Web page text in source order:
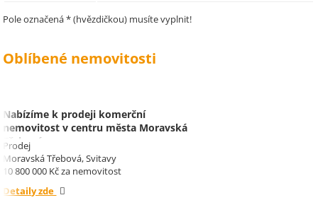
Pole označená * (hvězdičkou) musíte vyplnit!
Oblíbené nemovitosti
Nabízíme k prodeji komerční
nemovitost v centru města Moravská
Třebová.
Prodej
Moravská Třebová, Svitavy
10 800 000 Kč za nemovitost
Detaily zde